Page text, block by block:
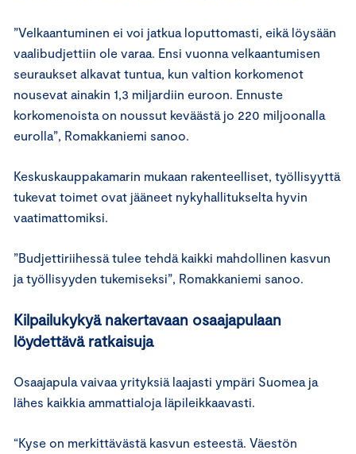
”Velkaantuminen ei voi jatkua loputtomasti, eikä löysään
vaalibudjettiin ole varaa. Ensi vuonna velkaantumisen
seuraukset alkavat tuntua, kun valtion korkomenot
nousevat ainakin 1,3 miljardiin euroon. Ennuste
korkomenoista on noussut keväästä jo 220 miljoonalla
eurolla”, Romakkaniemi sanoo.
Keskuskauppakamarin mukaan rakenteelliset, työllisyyttä
tukevat toimet ovat jääneet nykyhallitukselta hyvin
vaatimattomiksi.
”Budjettiriihessä tulee tehdä kaikki mahdollinen kasvun
ja työllisyyden tukemiseksi”, Romakkaniemi sanoo.
Kilpailukykyä nakertavaan osaajapulaan
löydettävä ratkaisuja
Osaajapula vaivaa yrityksiä laajasti ympäri Suomea ja
lähes kaikkia ammattialoja läpileikkaavasti.
“Kyse on merkittävästä kasvun esteestä. Väestön